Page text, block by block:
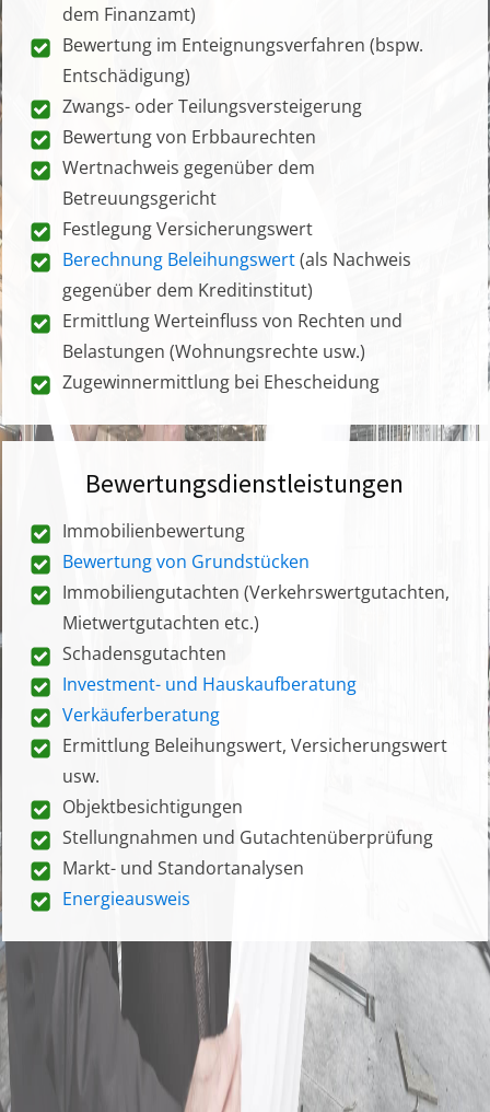
dem Finanzamt)
Bewertung im Enteignungsverfahren (bspw.
Entschädigung)
Zwangs- oder Teilungsversteigerung
Bewertung von Erbbaurechten
Wertnachweis gegenüber dem
Betreuungsgericht
Festlegung Versicherungswert
Berechnung Beleihungswert(als Nachweis
gegenüber dem Kreditinstitut)
Ermittlung Werteinfluss von Rechten und
Belastungen (Wohnungsrechte usw.)
Zugewinnermittlung bei Ehescheidung
Bewertungsdienstleistungen
Immobilienbewertung
Bewertung von Grundstücken
Immobiliengutachten (Verkehrswertgutachten,
Mietwertgutachten etc.)
Schadensgutachten
Investment- und Hauskaufberatung
Verkäuferberatung
Ermittlung Beleihungswert, Versicherungswert
usw.
Objektbesichtigungen
Stellungnahmen und Gutachtenüberprüfung
Markt- und Standortanalysen
Energieausweis